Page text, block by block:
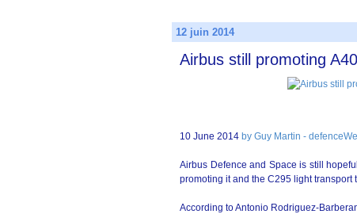
12 juin 2014
Airbus still promoting
10 June 2014 by Guy Martin -
Airbus Defence and Space is still
promoting it and the C295 light transport
According to Antonio Rodriguez-